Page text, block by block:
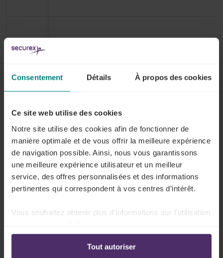
Consentement Détails À propos des cookies
Ce site web utilise des cookies
Notre site utilise des cookies afin de fonctionner de
manière optimale et de vous offrir la meilleure expérience
de navigation possible. Ainsi, nous vous garantissons
une meilleure expérience utilisateur et un meilleur
service, des offres personnalisées et des informations
pertinentes qui correspondent à vos centres d’intérêt.
Vous souhaitez obtenir plus d'informations sur l'utilisation
ligne:
Politique de confidentialité-Politique en matière
Tout autoriser
Limites
Com-
y échap-
per ?
Enretenant et versant à l'administration 35 %
Sanc-
tions
en cas
respect